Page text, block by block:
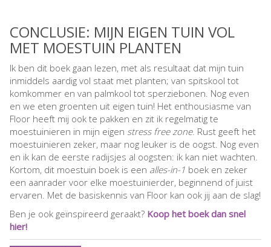
CONCLUSIE: MIJN EIGEN TUIN VOL
MET MOESTUIN PLANTEN
Ik ben dit boek gaan lezen, met als resultaat dat mijn tuin
inmiddels aardig vol staat met planten; van spitskool tot
komkommer en van palmkool tot sperziebonen. Nog even
en we eten groenten uit eigen tuin! Het enthousiasme van
Floor heeft mij ook te pakken en zit ik regelmatig te
moestuinieren in mijn eigen stress free zone. Rust geeft het
moestuinieren zeker, maar nog leuker is de oogst. Nog even
en ik kan de eerste radijsjes al oogsten: ik kan niet wachten.
Kortom, dit moestuin boek is een alles-in-1 boek en zeker
een aanrader voor elke moestuinierder, beginnend of juist
ervaren. Met de basiskennis van Floor kan ook jij aan de slag!
Ben je ook geïnspireerd geraakt? Koop het boek dan snel
hier!